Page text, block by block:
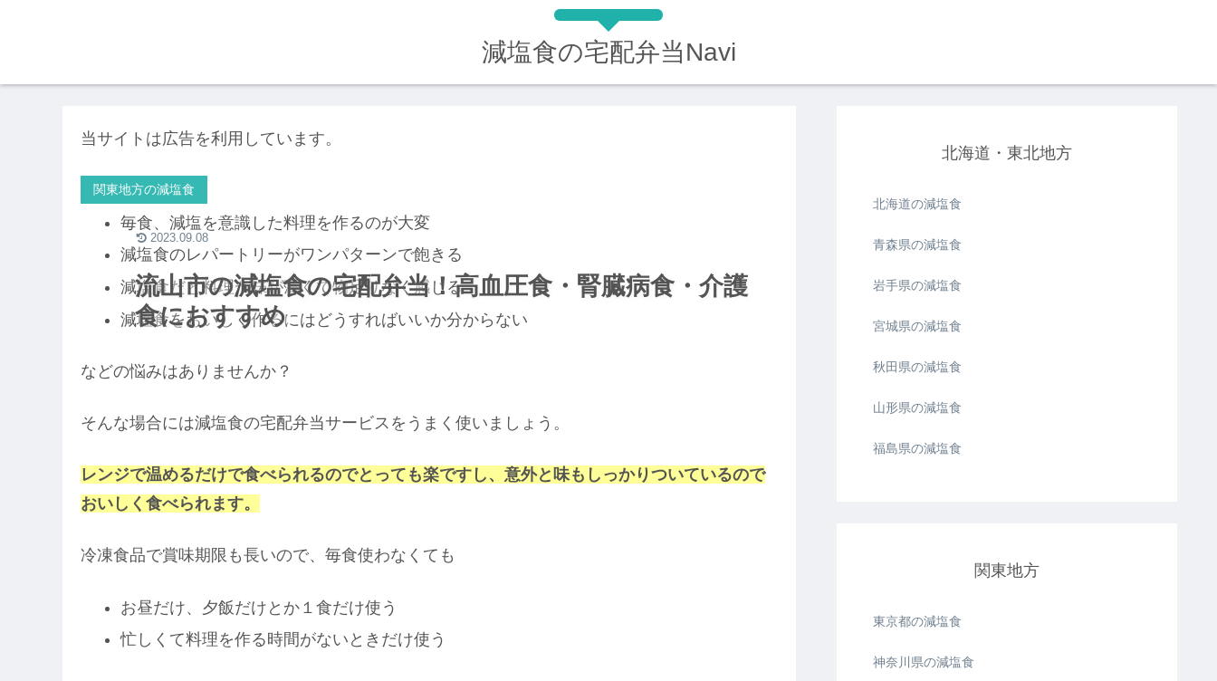
減塩食の宅配弁当Navi
当サイトは広告を利用しています。
流山市の減塩食の宅配弁当！高血圧食・腎臓病食・介護
食におすすめ
関東地方の減塩食
2023.09.08
毎食、減塩を意識した料理を作るのが大変
減塩食のレパートリーがワンパターンで飽きる
減塩食だと料理が味が薄くて物足りなく感じる
減塩食をおいしく作るにはどうすればいいか分からない
などの悩みはありませんか？
そんな場合には減塩食の宅配弁当サービスをうまく使いましょう。
レンジで温めるだけで食べられるのでとっても楽ですし、意外と味もしっかりついているので
おいしく食べられます。
冷凍食品で賞味期限も長いので、毎食使わなくても
お昼だけ、夕飯だけとか１食だけ使う
忙しくて料理を作る時間がないときだけ使う
北海道・東北地方
北海道の減塩食
青森県の減塩食
岩手県の減塩食
宮城県の減塩食
秋田県の減塩食
山形県の減塩食
福島県の減塩食
関東地方
東京都の減塩食
神奈川県の減塩食